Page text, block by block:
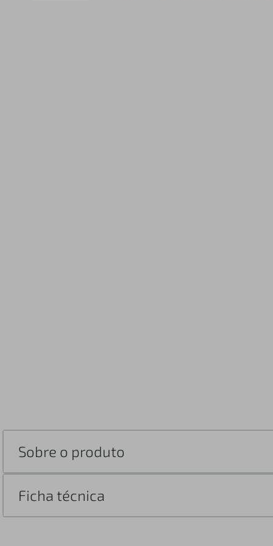
Sobre o produto
Ficha técnica